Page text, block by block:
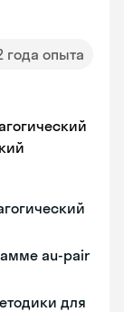
года опыта
au-pair
для